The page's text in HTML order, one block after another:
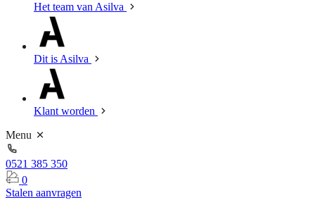
Het team van Asilva
Dit is Asilva
Klant worden
Menu
0521 385 350
0
Stalen aanvragen